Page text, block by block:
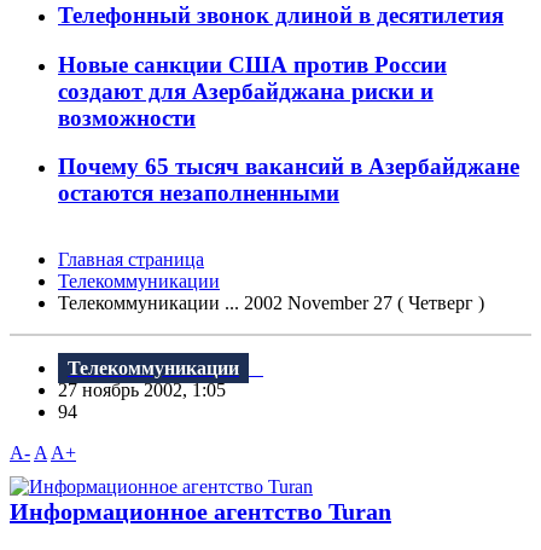
Телефонный звонок длиной в десятилетия
Новые санкции США против России
создают для Азербайджана риски и
возможности
Почему 65 тысяч вакансий в Азербайджане
остаются незаполненными
Главная страница
Телекоммуникации
Телекоммуникации ... 2002 November 27 ( Четверг )
Телекоммуникации
27 ноябрь 2002, 1:05
94
A- A A+
Информационное агентство Turan